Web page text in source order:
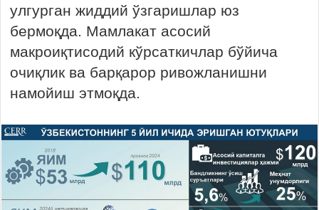
улгурган жиддий ўзгаришлар юз
бермоқда. Мамлакат асосий
макроиқтисодий кўрсаткичлар бўйича
очиқлик ва барқарор ривожланишни
намойиш этмоқда.